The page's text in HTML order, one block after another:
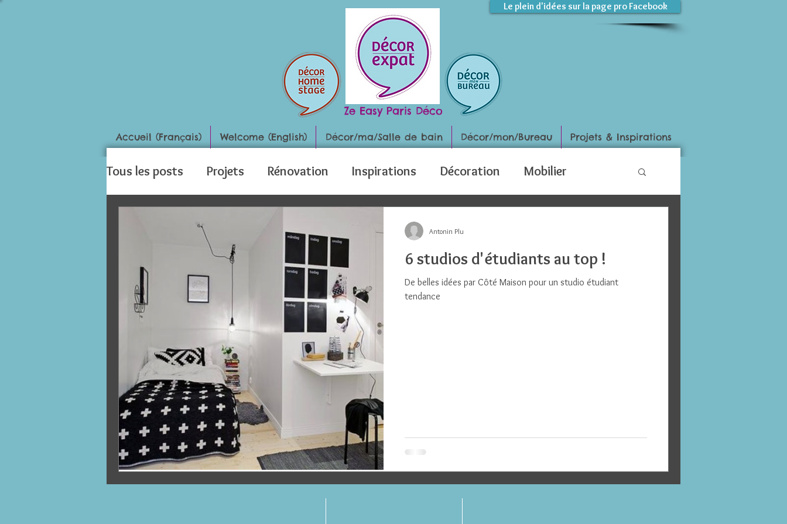
Ze Easy Paris Déco
Le plein d'idées sur la page pro Facebook
Accueil (Français) Welcome (English) Décor/ma/Salle de bain Décor/mon/Bureau Projets & Inspirations
Tous les posts Projets Rénovation Inspirations Décoration Mobilier
6 studios d'étudiants au top !
De belles idées par Côté Maison pour un studio étudiant
tendance
Antonin Plu